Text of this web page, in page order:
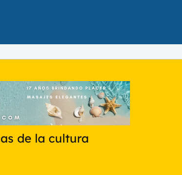
de la cultura